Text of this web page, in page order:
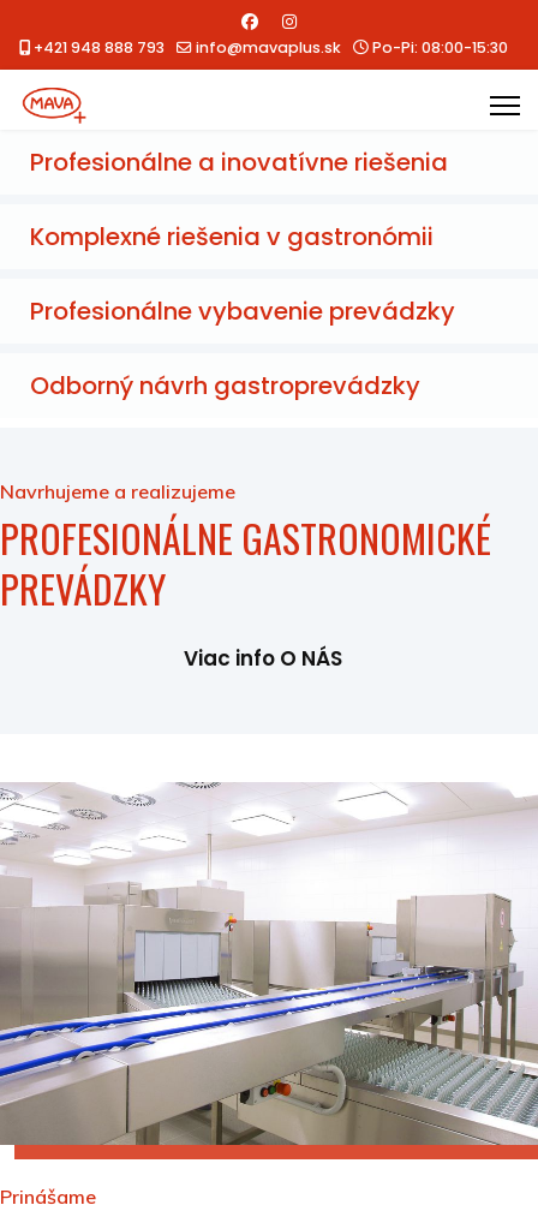
+421 948 888 793 info@mavaplus.sk Po-Pi: 08:00-15:30
Profesionálne a inovatívne riešenia
Komplexné riešenia v gastronómii
Profesionálne vybavenie prevádzky
Odborný návrh gastroprevádzky
Navrhujeme a realizujeme
PROFESIONÁLNE GASTRONOMICKÉ
PREVÁDZKY
Viac info O NÁS
Prinášame